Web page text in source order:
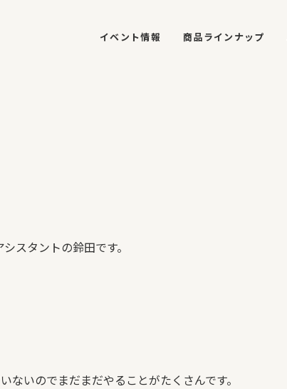
イベント情報 商品ラインナップ
スタントの鈴田です。
ないのでまだまだやることがたくさんです。